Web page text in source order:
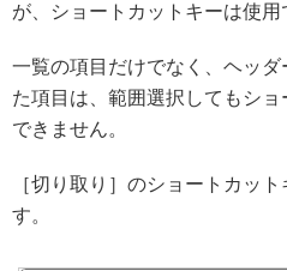
が、ショートカットキーは使用
一覧の項目だけでなく、ヘッ
た項目は、範囲選択してもシ
できません。
［切り取り］のショートカッ
す。